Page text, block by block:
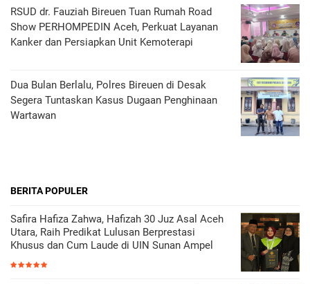
RSUD dr. Fauziah Bireuen Tuan Rumah Road
Show PERHOMPEDIN Aceh, Perkuat Layanan
Kanker dan Persiapkan Unit Kemoterapi
Dua Bulan Berlalu, Polres Bireuen di Desak
Segera Tuntaskan Kasus Dugaan Penghinaan
Wartawan
BERITA POPULER
Safira Hafiza Zahwa, Hafizah 30 Juz Asal Aceh
Utara, Raih Predikat Lulusan Berprestasi
Khusus dan Cum Laude di UIN Sunan Ampel